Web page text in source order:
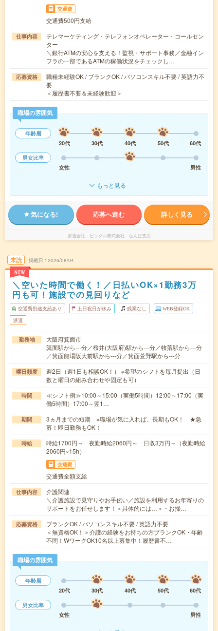
交通費
交通費500円支給
仕事内容
テレマーケティング・テレフォンオペレーター・コールセン
ター
＼銀行ATMの安心を支える！監視・サポート事務／金融イン
フラの一部であるATMの稼働状況をチェックし…
応募資格
職種未経験OK / ブランクOK / パソコンスキル不要 / 英語力不
要
＜履歴書不要＆未経験歓迎＞
職場の雰囲気
年齢層
20代
30代 40代 50代
60代
男女比率
女性
男性
もっと見る
気になる! 応募へ進む 詳しく見る
派遣会社 ピックル株式会社 なんば支店
未読
NEW
掲載日 2026/08/04
＼空いた時間で働く！／日払いOK×1勤務3万
円も可！施設での見回りなど
交通費別途支給あり 土日祝日が休み 残業なし WEB登録OK
派遣
勤務地
大阪府箕面市
箕面駅から---分／桜井(大阪府)駅から---分／牧落駅から---分
／箕面船場阪大前駅から---分／箕面萱野駅から---分
曜日頻度
週2日（週1日も相談OK！） ※希望のシフトを毎月提出（日
数と曜日の組み合わせや固定も可）
時間
≪シフト例≫10:00～15:00（実働5時間）12:00～17:00（実
働5時間）17:00～翌1…
期間
3ヵ月までの短期 ※職場が気に入れば、長期もOK！ ★急
募！即日勤務もOK！
時給
時給1700円～ 夜勤時給2060円～ 日収3万円～（夜勤時給
2060円×15h）
交通費
交通費全額支給
仕事内容
介護関連
＼介護施設で見守りやお手伝い／施設を利用するお年寄りの
サポートをお任せします！＜具体的には…＞・お掃…
応募資格
ブランクOK / パソコンスキル不要 / 英語力不要
＜無資格OK！＞介護の経験をお持ちの方ブランクOK・年齢
不問！WワークOK10名以上募集中！履歴書不…
職場の雰囲気
年齢層
20代
30代 40代 50代
60代
男女比率
女性
男性